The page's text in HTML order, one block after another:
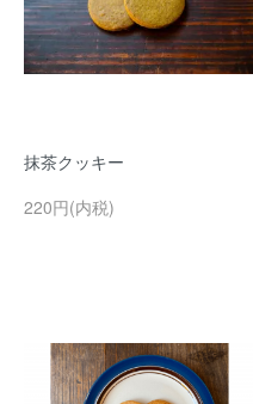
抹茶クッキー
220円(内税)